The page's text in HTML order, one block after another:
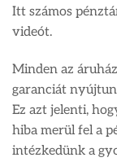
Itt számos
videót.
Minden az
garanciát
Ez azt jelenti,
hiba merül fel a
intézkedünk a